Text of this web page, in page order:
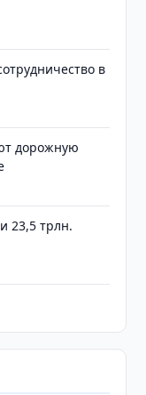
в
дорожную
23,5 трлн.